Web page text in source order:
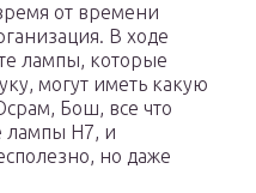
от времени
В ходе
лампы, которые
могут иметь какую
Бош, все что
лампы Н7, и
но даже